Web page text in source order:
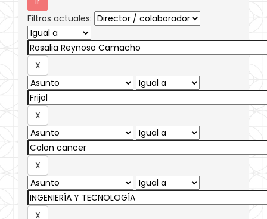
Filtros actuales: